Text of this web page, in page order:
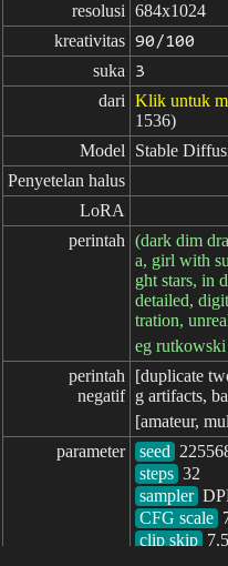
resolusi 684x1024
kreativitas 90/100
suka 3
dari Klik untuk
1536)
Model
Stable
Penyetelan halus
LoRA
perintah (dark dim
a, girl with
ght stars, in
detailed,
tration,
eg rutkowski
perintah
negatif
[duplicate
g artifacts,
[amateur,
parameter
seed
steps
sampler
CFG scale
clip skip 7.5